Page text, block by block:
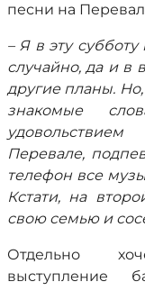
песни на
– Я в эту
случайно, да и в
другие планы.
знакомые
Перевале,
телефон все
Кстати, на
свою семью и
Отдельно